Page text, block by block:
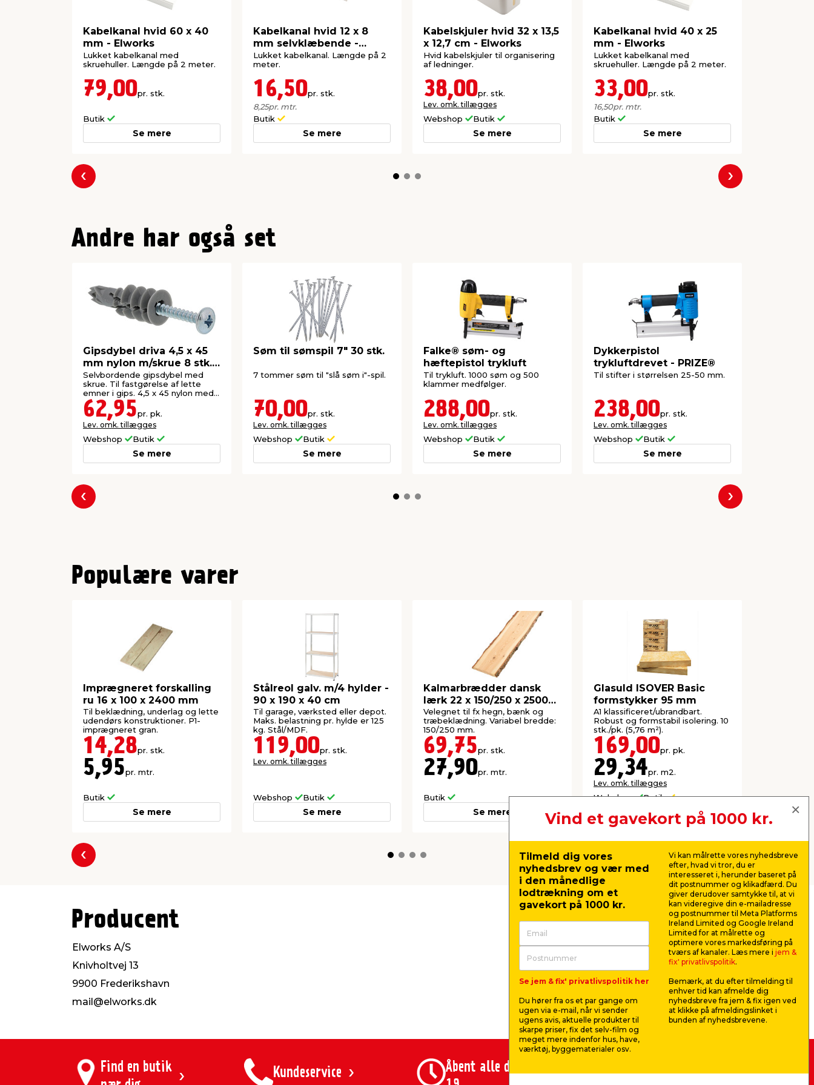
Kabelkanal hvid 60 x 40
mm - Elworks
Lukket kabelkanal med
skruehuller. Længde på 2 meter.
79,00pr. stk.
Butik
Se mere
Kabelkanal hvid 12 x 8
mm selvklæbende -
Elworks
Lukket kabelkanal. Længde på 2
meter.
16,50pr. stk.
8,25pr. mtr.
Butik
Se mere
Kabelskjuler hvid 32 x 13,5
x 12,7 cm - Elworks
Hvid kabelskjuler til organisering
af ledninger.
38,00pr. stk.
Lev. omk. tillægges
Webshop Butik
Se mere
Kabelkanal hvid 40 x 25
mm - Elworks
Lukket kabelkanal med
skruehuller. Længde på 2 meter.
33,00pr. stk.
16,50pr. mtr.
Butik
Se mere
Forrige Næste
Andre har også set
Gipsdybel driva 4,5 x 45
mm nylon m/skrue 8 stk. -
Spit
Selvbordende gipsdybel med
skrue. Til fastgørelse af lette
emner i gips. 4,5 x 45 nylon med
skrue 8 stk.
62,95pr. pk.
Lev. omk. tillægges
Webshop Butik
Se mere
Søm til sømspil 7" 30 stk.
7 tommer søm til "slå søm i"-spil.
70,00pr. stk.
Lev. omk. tillægges
Webshop Butik
Se mere
Falke® søm- og
hæftepistol trykluft
Til trykluft. 1000 søm og 500
klammer medfølger.
288,00pr. stk.
Lev. omk. tillægges
Webshop Butik
Se mere
Dykkerpistol
trykluftdrevet - PRIZE®
Til stifter i størrelsen 25-50 mm.
238,00pr. stk.
Lev. omk. tillægges
Webshop Butik
Se mere
Forrige Næste
Populære varer
Imprægneret forskalling
ru 16 x 100 x 2400 mm
Til beklædning, underlag og lette
udendørs konstruktioner. P1-
imprægneret gran.
14,28pr. stk.
5,95pr. mtr.
Butik
Se mere
Stålreol galv. m/4 hylder -
90 x 190 x 40 cm
Til garage, værksted eller depot.
Maks. belastning pr. hylde er 125
kg. Stål/MDF.
119,00pr. stk.
Lev. omk. tillægges
Webshop Butik
Se mere
Kalmarbrædder dansk
lærk 22 x 150/250 x 2500
mm
Velegnet til fx hegn, bænk og
træbeklædning. Variabel bredde:
150/250 mm.
69,75pr. stk.
27,90pr. mtr.
Butik
Se mere
Glasuld ISOVER Basic
formstykker 95 mm
A1 klassificeret/ubrandbart.
Robust og formstabil isolering. 10
stk./pk. (5,76 m²).
169,00pr. pk.
29,34pr. m2.
Lev. omk. tillægges
Webshop Butik
Se mere
Webshop
Forrige Næste
Producent
Elworks A/S
Knivholtvej 13
9900 Frederikshavn
mail@elworks.dk
Find en butik
Kundeservice
Åbent alle dage 8 -
Vind et gavekort på 1000 kr.
Tilmeld dig vores
nyhedsbrev og vær med
i den månedlige
lodtrækning om et
gavekort på 1000 kr.
Se jem & fix' privatlivspolitik her
Du hører fra os et par gange om
ugen via e-mail, når vi sender
ugens avis, aktuelle produkter til
skarpe priser, fix det selv-film og
meget mere indenfor hus, have,
værktøj, byggematerialer osv.
Vi kan målrette vores nyhedsbreve
efter, hvad vi tror, du er
interesseret i, herunder baseret på
dit postnummer og klikadfærd. Du
giver derudover samtykke til, at vi
kan videregive din e-mailadresse
og postnummer til Meta Platforms
Ireland Limited og Google Ireland
Limited for at målrette og
optimere vores markedsføring på
tværs af kanaler. Læs mere i jem &
fix' privatlivspolitik.
Bemærk, at du efter tilmelding til
enhver tid kan afmelde dig
nyhedsbreve fra jem & fix igen ved
at klikke på afmeldingslinket i
bunden af nyhedsbrevene.